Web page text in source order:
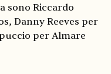
sono Riccardo
Danny Reeves per
per Almare